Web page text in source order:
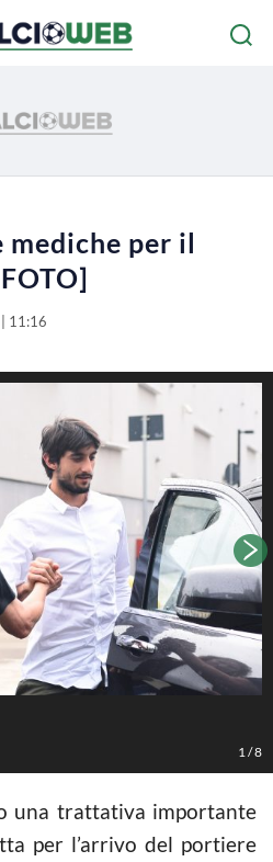
per il
11:16
1 /8
una trattativa importante
per l’arrivo del portiere